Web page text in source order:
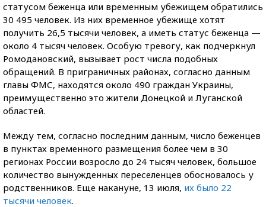
статусом беженца или временным убежищем обратились
30 495 человек. Из них временное убежище хотят
получить 26,5 тысячи человек, а иметь статус беженца —
около 4 тысяч человек. Особую тревогу, как подчеркнул
Ромодановский, вызывает рост числа подобных
обращений. В приграничных районах, согласно данным
главы ФМС, находятся около 490 граждан Украины,
преимущественно это жители Донецкой и Луганской
областей.
Между тем, согласно последним данным, число беженцев
в пунктах временного размещения более чем в 30
регионах России возросло до 24 тысяч человек, большое
количество вынужденных переселенцев обосновалось у
родственников. Еще накануне, 13 июля, их было 22
тысячи человек.